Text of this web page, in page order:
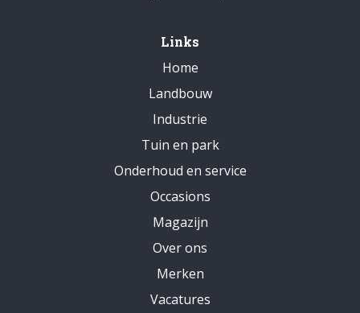
Links
Home
Landbouw
Industrie
Tuin en park
Onderhoud en service
Occasions
Magazijn
Over ons
Merken
Vacatures